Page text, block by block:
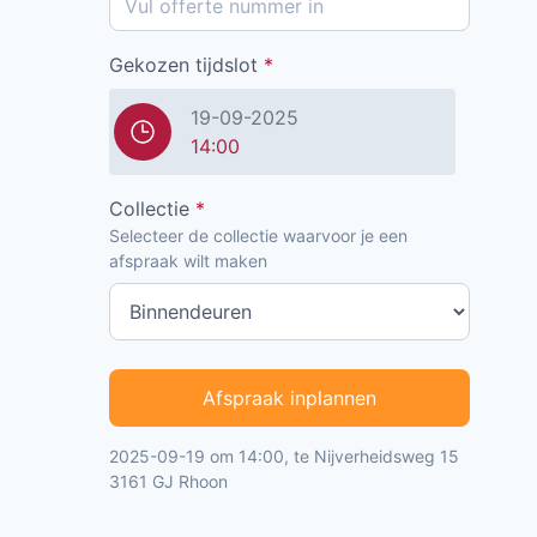
Gekozen tijdslot *
19-09-2025
14:00
Collectie *
Selecteer de collectie waarvoor je een
afspraak wilt maken
Afspraak inplannen
2025-09-19 om 14:00, te Nijverheidsweg 15
3161 GJ Rhoon